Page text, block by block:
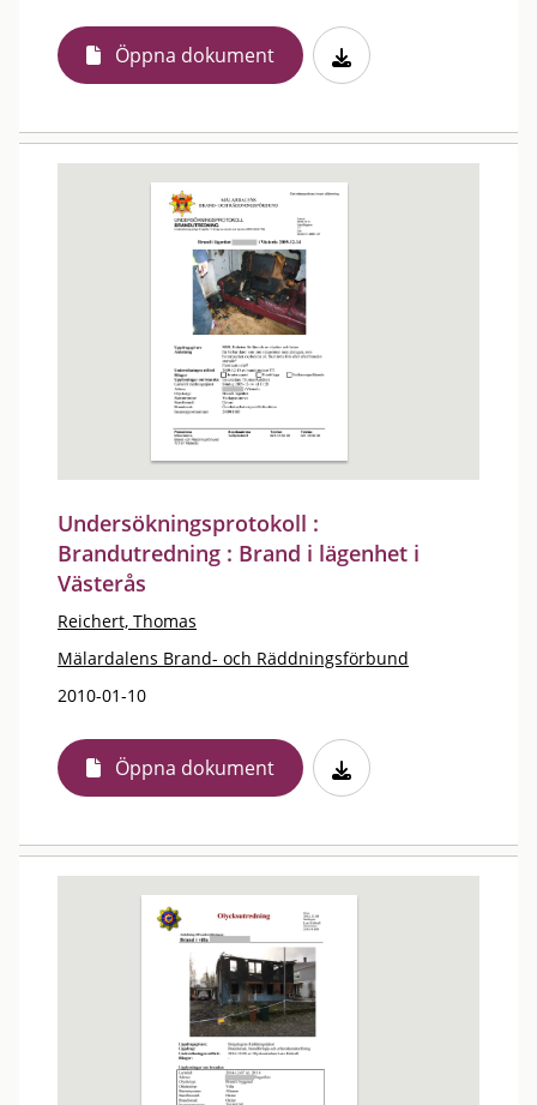
Öppna dokument
Undersökningsprotokoll :
Brandutredning : Brand i lägenhet i
Västerås
Reichert, Thomas
Mälardalens Brand- och Räddningsförbund
2010-01-10
Öppna dokument